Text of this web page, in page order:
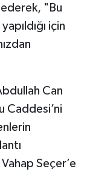
ederek, "Bu
için
Can
Caddesi’ni
Seçer’e